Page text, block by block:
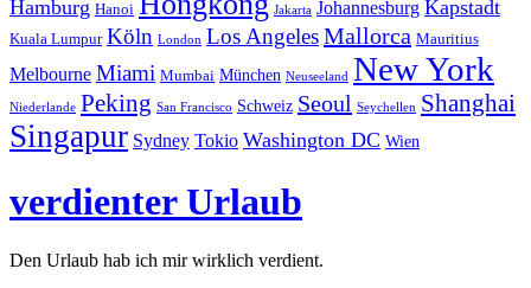
Hamburg Hanoi Jakarta Johannesburg Kapstadt
Kuala Lumpur Köln London Los AngelesMallorca Mauritius
Melbourne Miami Mumbai München Neuseeland New York
Niederlande Peking San Francisco Schweiz Seoul Seychellen Shanghai
Singapur Sydney Tokio Washington DC Wien
verdienter Urlaub
Den Urlaub hab ich mir wirklich verdient.